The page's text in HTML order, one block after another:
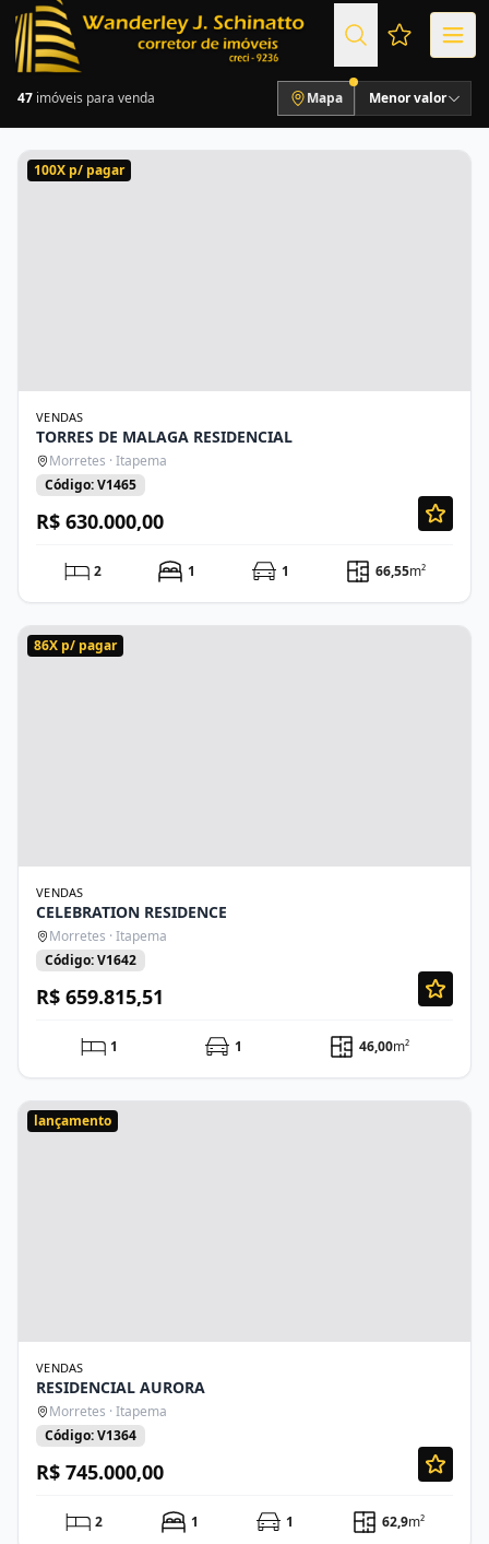
Favoritos
47 imóveis para venda Mapa Menor valor
100X p/ pagar
VENDAS
TORRES DE MALAGA RESIDENCIAL
Morretes · Itapema
Código: V1465
R$ 630.000,00
2 1 1 66,55m²
86X p/ pagar
VENDAS
CELEBRATION RESIDENCE
Morretes · Itapema
Código: V1642
R$ 659.815,51
1 1 46,00m²
lançamento
VENDAS
RESIDENCIAL AURORA
Morretes · Itapema
Código: V1364
R$ 745.000,00
2 1 1 62,9m²